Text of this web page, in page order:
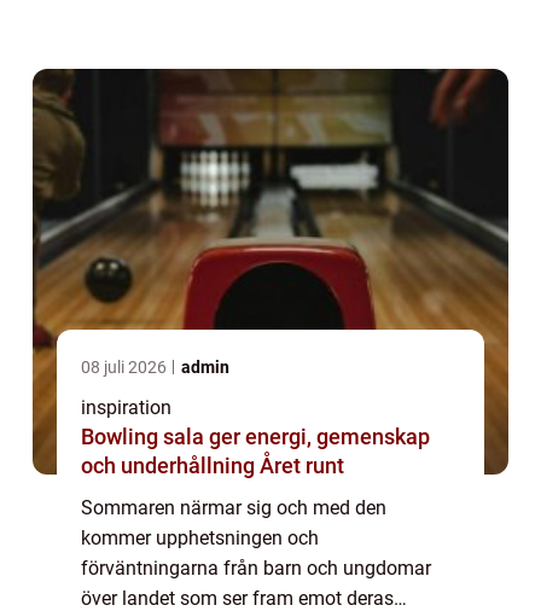
08 juli 2026 admin
inspiration
Bowling sala ger energi, gemenskap
och underhållning Året runt
Sommaren närmar sig och med den
kommer upphetsningen och
förväntningarna från barn och ungdomar
över landet som ser fram emot deras